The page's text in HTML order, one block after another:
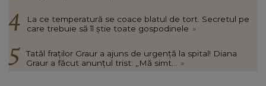
La ce temperatură se coace blatul de tort. Secretul pe
care trebuie să îl știe toate gospodinele »
Tatăl fraților Graur a ajuns de urgență la spital! Diana
Graur a făcut anunțul trist: „Mă simt... »